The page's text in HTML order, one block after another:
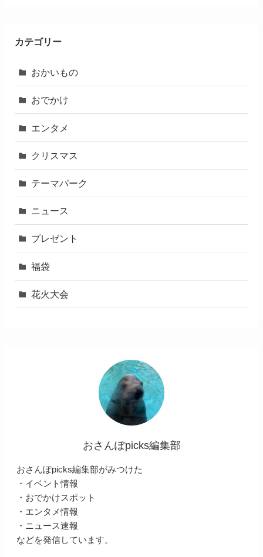
カテゴリー
おかいもの
おでかけ
エンタメ
クリスマス
テーマパーク
ニュース
プレゼント
福袋
花火大会
おさんぽpicks編集部
おさんぽpicks編集部がみつけた
・イベント情報
・おでかけスポット
・エンタメ情報
・ニュース速報
などを発信しています。